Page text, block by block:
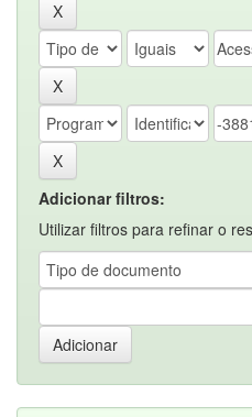
Adicionar filtros:
Utilizar filtros para refinar o